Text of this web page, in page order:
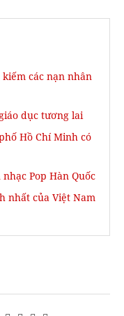
các nạn nhân
dục tương lai
Hồ Chí Minh có
nhạc Pop Hàn Quốc
nhất của Việt Nam